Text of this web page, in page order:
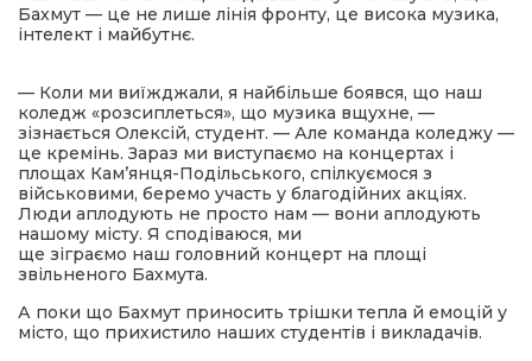
Бахмут — це не лише лінія фронту, це висока музика,
інтелект і майбутнє.
— Коли ми виїжджали, я найбільше боявся, що наш
коледж «розсиплеться», що музика вщухне, —
зізнається Олексій, студент. — Але команда коледжу —
це кремінь. Зараз ми виступаємо на концертах і
площах Кам’янця-Подільського, спілкуємося з
військовими, беремо участь у благодійних акціях.
Люди аплодують не просто нам — вони аплодують
нашому місту. Я сподіваюся, ми
ще зіграємо наш головний концерт на площі
звільненого Бахмута.
А поки що Бахмут приносить трішки тепла й емоцій у
місто, що прихистило наших студентів і викладачів.